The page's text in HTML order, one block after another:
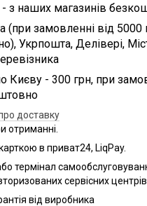
з наших магазинів
(при замовленні від 5000
Укрпошта, Делівері,
Києву - 300 грн, при
доставку
отриманні.
в приват24, LiqPay.
термінал
сервісних центрів
від виробника